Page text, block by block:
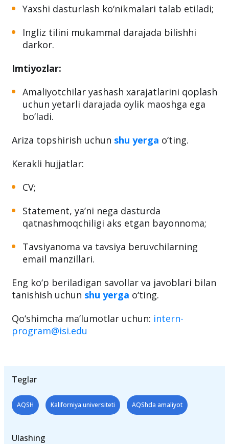
Yaxshi dasturlash ko‘nikmalari talab etiladi;
Ingliz tilini mukammal darajada bilishhi
darkor.
Imtiyozlar:
Amaliyotchilar yashash xarajatlarini qoplash
uchun yetarli darajada oylik maoshga ega
bo‘ladi.
Ariza topshirish uchun shu yerga o‘ting.
Kerakli hujjatlar:
CV;
Statement, ya’ni nega dasturda
qatnashmoqchiligi aks etgan bayonnoma;
Tavsiyanoma va tavsiya beruvchilarning
email manzillari.
Eng ko‘p beriladigan savollar va javoblari bilan
tanishish uchun shu yerga o‘ting.
Qo‘shimcha ma’lumotlar uchun: intern-
program@isi.edu
Teglar
AQSH Kaliforniya universiteti AQShda amaliyot
Ulashing